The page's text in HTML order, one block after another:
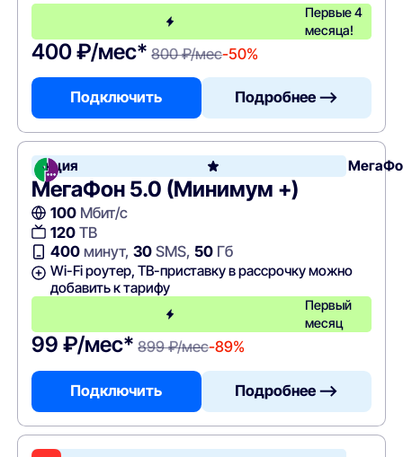
Первые 4
месяца!
400 ₽/мес* 800 ₽/мес-50%
Подключить Подробнее —>
Акция
МегаФон 5.0 (Минимум +)
100Мбит/с
120ТВ
400минут, 30SMS, 50Гб
Wi-Fi роутер, ТВ-приставку в рассрочку можно
добавить к тарифу
Первый
месяц
99 ₽/мес* 899 ₽/мес-89%
Подключить Подробнее —>